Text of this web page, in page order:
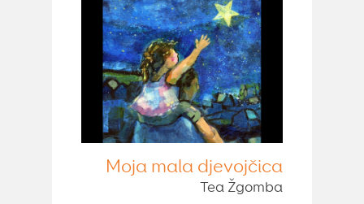
Moja mala djevojčica
Tea Žgomba